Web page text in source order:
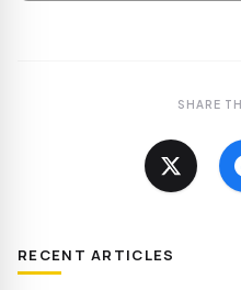
SHARE
RECENT ARTICLES